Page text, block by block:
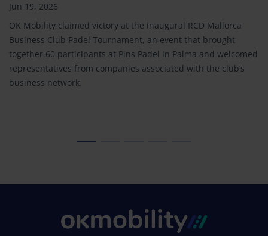
Jun 19, 2026
OK Mobility claimed victory at the inaugural RCD Mallorca
Business Club Padel Tournament, an event that brought
together 60 participants at Pins Padel in Palma and welcomed
representatives from companies associated with the club’s
business network.